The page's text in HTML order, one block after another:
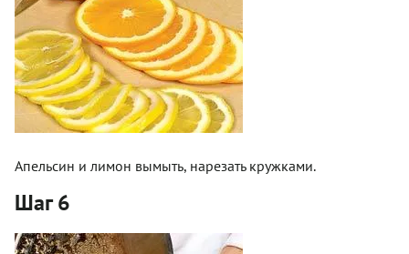
Апельсин и лимон вымыть, нарезать кружками.
Шаг 6